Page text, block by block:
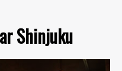
Shinjuku